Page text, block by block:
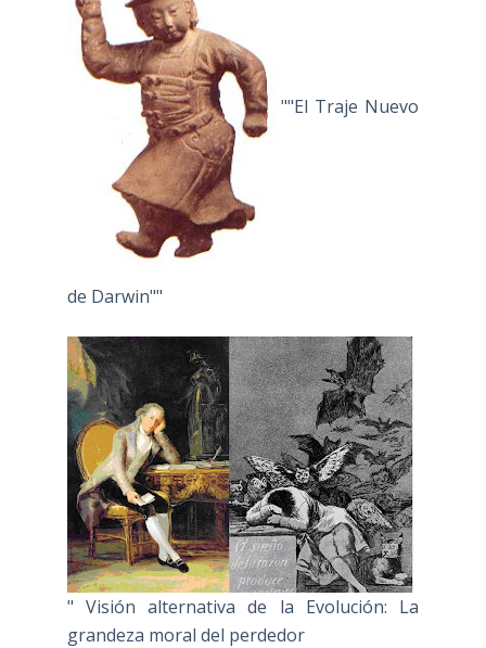
""El Traje Nuevo
de Darwin""
" Visión alternativa de la Evolución: La
grandeza moral del perdedor